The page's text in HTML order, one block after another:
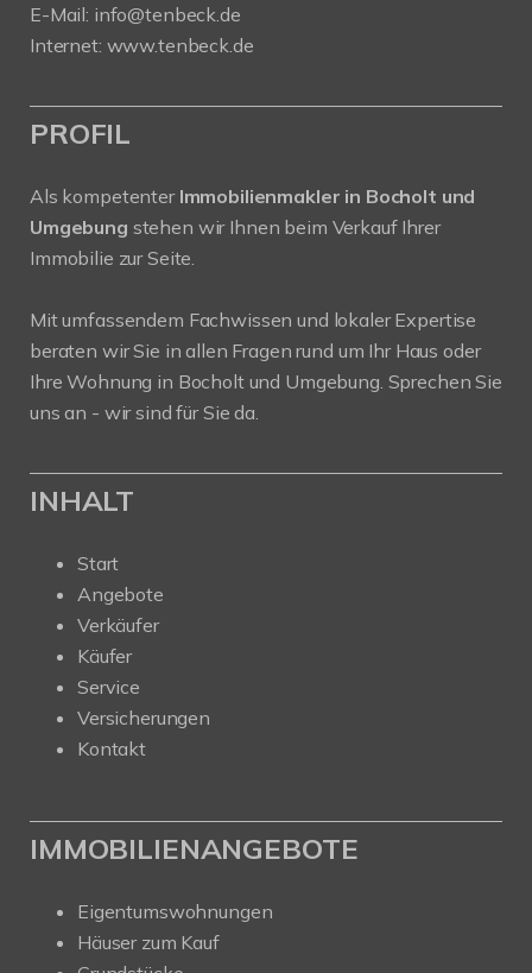
E-Mail: info@tenbeck.de
Internet: www.tenbeck.de
PROFIL
Als kompetenter Immobilienmakler in Bocholt und
Umgebung stehen wir Ihnen beim Verkauf Ihrer
Immobilie zur Seite.
Mit umfassendem Fachwissen und lokaler Expertise
beraten wir Sie in allen Fragen rund um Ihr Haus oder
Ihre Wohnung in Bocholt und Umgebung. Sprechen Sie
uns an - wir sind für Sie da.
INHALT
Start
Angebote
Verkäufer
Käufer
Service
Versicherungen
Kontakt
IMMOBILIENANGEBOTE
Eigentumswohnungen
Häuser zum Kauf